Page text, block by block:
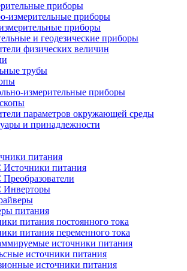
приборы
измерительные приборы
приборы
и геодезические приборы
физических величин
трубы
измерительные приборы
параметров окружающей среды
и принадлежности
питания
Источники питания
Инверторы
питания
питания постоянного тока
питания переменного тока
источники питания
источники питания
источники питания